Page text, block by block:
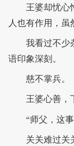
王婆却忧心
人也有作用，虽
我看过不少
语印象深刻。
慈不掌兵。
王婆心善，
“师父，这
关关难过关